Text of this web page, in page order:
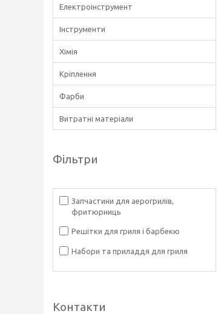
Електроінструмент
Інструменти
Хімія
Кріплення
Фарби
Витратні матеріали
Фільтри
Запчастини для аерогрилів,
фритюрниць
Решітки для гриля і барбекю
Набори та приладдя для гриля
Контакти